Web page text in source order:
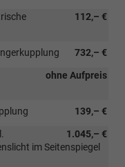
112,– €
732,– €
ohne Aufpreis
139,– €
1.045,– €
im Seitenspiegel